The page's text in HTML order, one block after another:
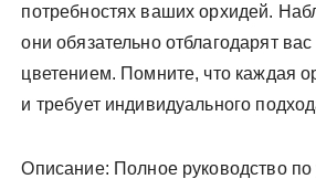
потребностях ваших орхидей.
они обязательно отблагодарят
цветением. Помните, что каждая
и требует индивидуального
Описание: Полное руководство по